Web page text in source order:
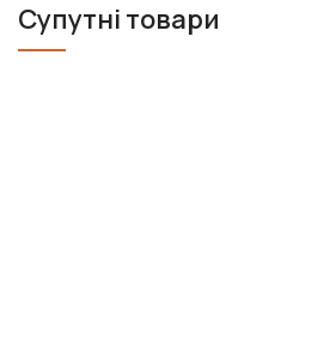
Супутні товари